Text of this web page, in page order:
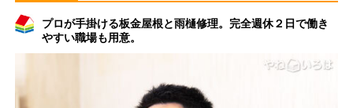
プロが手掛ける板金屋根と雨樋修理。完全週休２日で働き
やすい職場も用意。